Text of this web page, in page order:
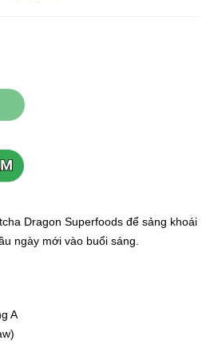
Dragon Superfoods để sảng khoái
ngày mới vào buổi sáng.
A